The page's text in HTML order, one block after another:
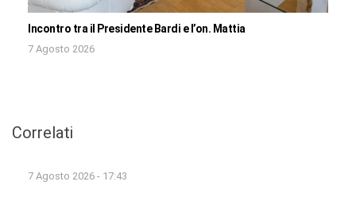
Incontro tra il Presidente Bardi e l’on. Mattia
7 Agosto 2026
Correlati
7 Agosto 2026 - 17:43